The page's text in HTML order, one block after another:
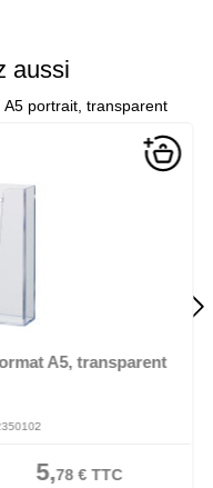
aussi
A5 portrait, transparent
A5, transparent
5,78€TTC